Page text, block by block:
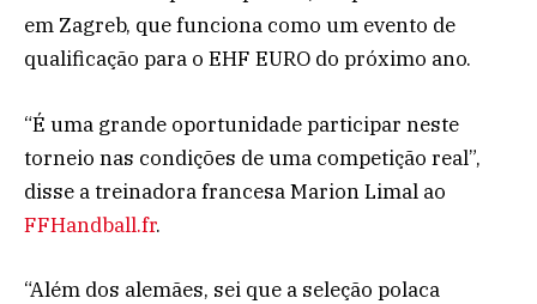
em Zagreb, que funciona como um evento de
qualificação para o EHF EURO do próximo ano.
“É uma grande oportunidade participar neste
torneio nas condições de uma competição real”,
disse a treinadora francesa Marion Limal ao
FFHandball.fr.
“Além dos alemães, sei que a seleção polaca